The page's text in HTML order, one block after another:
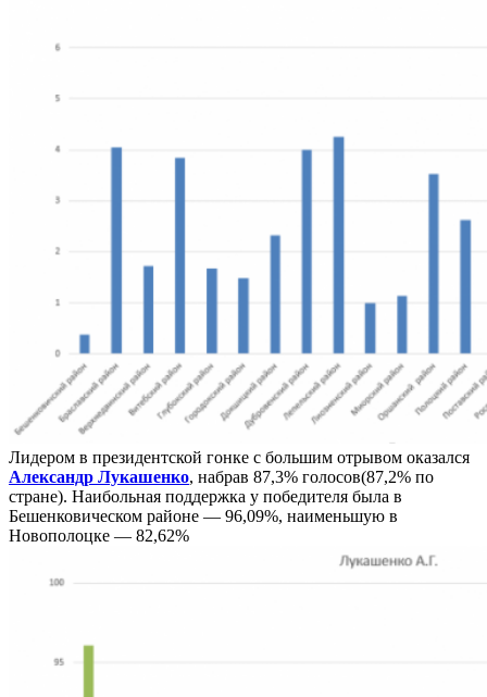
Лидером в президентской гонке с большим отрывом оказался
Александр Лукашенко, набрав 87,3% голосов(87,2% по
стране). Наибольная поддержка у победителя была в
Бешенковическом районе — 96,09%, наименьшую в
Новополоцке — 82,62%